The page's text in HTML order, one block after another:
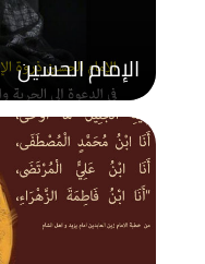
الإمام الحسين